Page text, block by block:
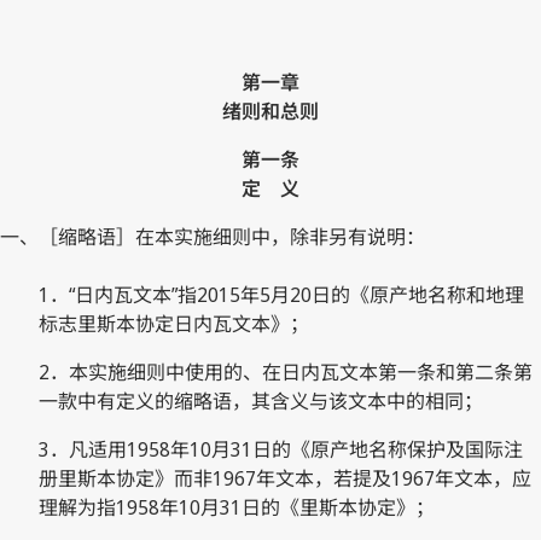
第一章
绪则和总则
第一条
定 义
一、［缩略语］在本实施细则中，除非另有说明：
1．“日内瓦文本”指2015年5月20日的《原产地名称和地理
标志里斯本协定日内瓦文本》；
2．本实施细则中使用的、在日内瓦文本第一条和第二条第
一款中有定义的缩略语，其含义与该文本中的相同；
3．凡适用1958年10月31日的《原产地名称保护及国际注
册里斯本协定》而非1967年文本，若提及1967年文本，应
理解为指1958年10月31日的《里斯本协定》；